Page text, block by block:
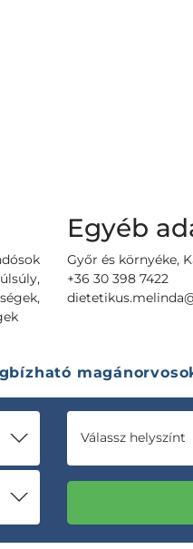
Egyéb
Győr és környéke,
+36 30 398 7422
Válassz helyszínt